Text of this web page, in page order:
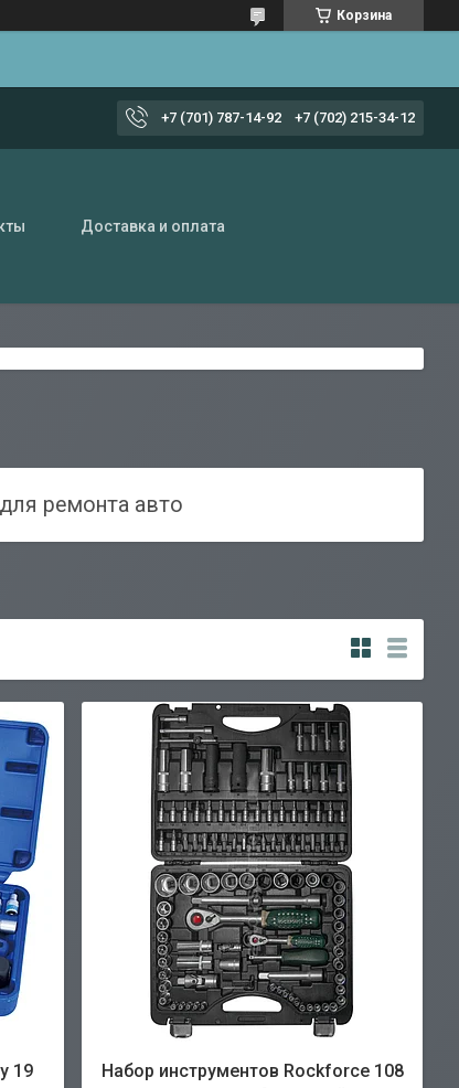
Корзина
+7 (701) 787-14-92 +7 (702) 215-34-12
Доставка и оплата
ремонта авто
19
Набор инструментов Rockforce 108